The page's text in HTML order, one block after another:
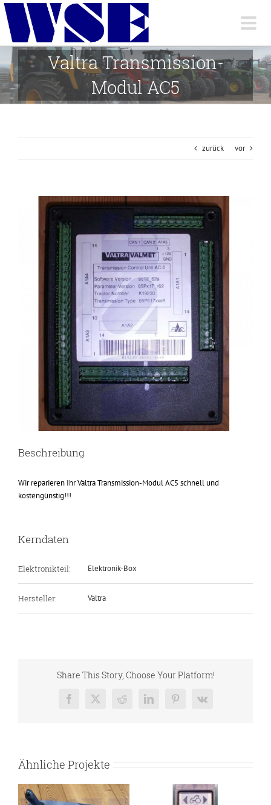
Skip
content
Valtra Transmission-
Modul AC5
zurück vor
Beschreibung
Wir reparieren Ihr Valtra Transmission-Modul AC5 schnell und
kostengünstig!!!
Kerndaten
Elektronikteil: Elektronik-Box
Hersteller: Valtra
Share This Story, Choose Your Platform!
Facebook
X RedditLinkedInPinterest
Vk
Ähnliche Projekte